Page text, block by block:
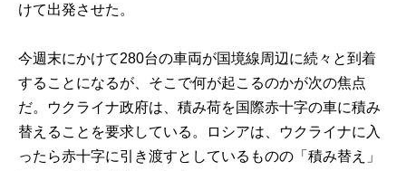
けて出発させた。
今週末にかけて280台の車両が国境線周辺に続々と到着
することになるが、そこで何が起こるのかが次の焦点
だ。ウクライナ政府は、積み荷を国際赤十字の車に積み
替えることを要求している。ロシアは、ウクライナに入
ったら赤十字に引き渡すとしているものの「積み替え」